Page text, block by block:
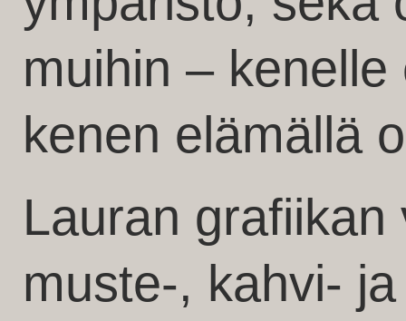
muihin –
kenen elämällä
Lauran
muste-, kahvi-